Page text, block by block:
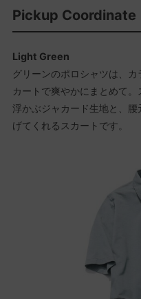
Pickup Coordinate
Light Green
グリーンのポロシャツは、
カートで爽やかにまとめて
浮かぶジャカード生地と、
げてくれるスカートです。